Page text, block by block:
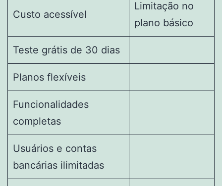
Custo acessível
Limitação no
plano básico
Teste grátis de 30 dias
Planos flexíveis
Funcionalidades
completas
Usuários e contas
bancárias ilimitadas